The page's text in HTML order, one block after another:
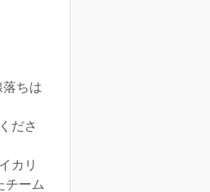
ちは
ださ
カリ
チーム